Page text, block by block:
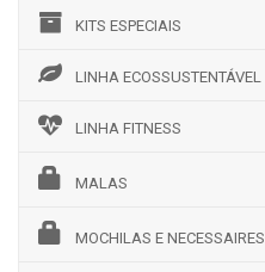
KITS ESPECIAIS
LINHA ECOSSUSTENTÁVEL
LINHA FITNESS
MALAS
MOCHILAS E NECESSAIRES